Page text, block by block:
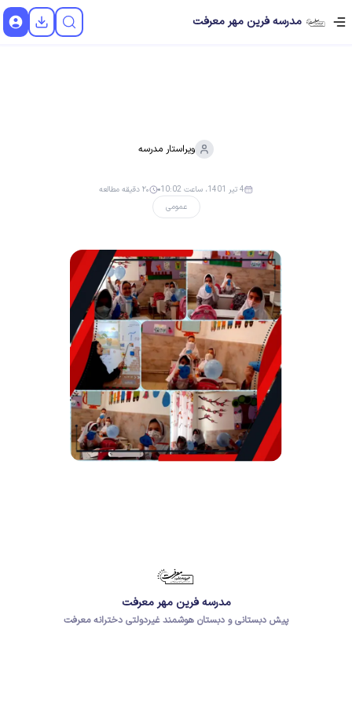
مدرسه فرین مهر معرفت
ویراستار مدرسه
عمومی
4 تیر 1401، ساعت 10:02 ۲۰ دقیقه مطالعه
مدرسه فرین مهر معرفت
پیش دبستانی و دبستان هوشمند غیردولتی دخترانه معرفت